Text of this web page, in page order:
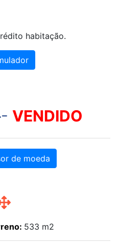
habitação.
- VENDIDO
de moeda
533 m2